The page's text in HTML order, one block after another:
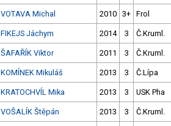
VOTAVA Michal 2010 3+ Frol
FIKEJS Jáchym 2014 3 Č.Kruml.
ŠAFAŘÍK Viktor 2011 3 Č.Kruml.
KOMÍNEK Mikuláš 2013 3 Č.Lípa
KRATOCHVÍL Mika 2013 3 USK Pha
VOŠALÍK Štěpán 2013 3 Č.Kruml.